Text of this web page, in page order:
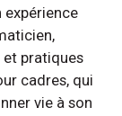
expérience
et pratiques
cadres, qui
vie à son